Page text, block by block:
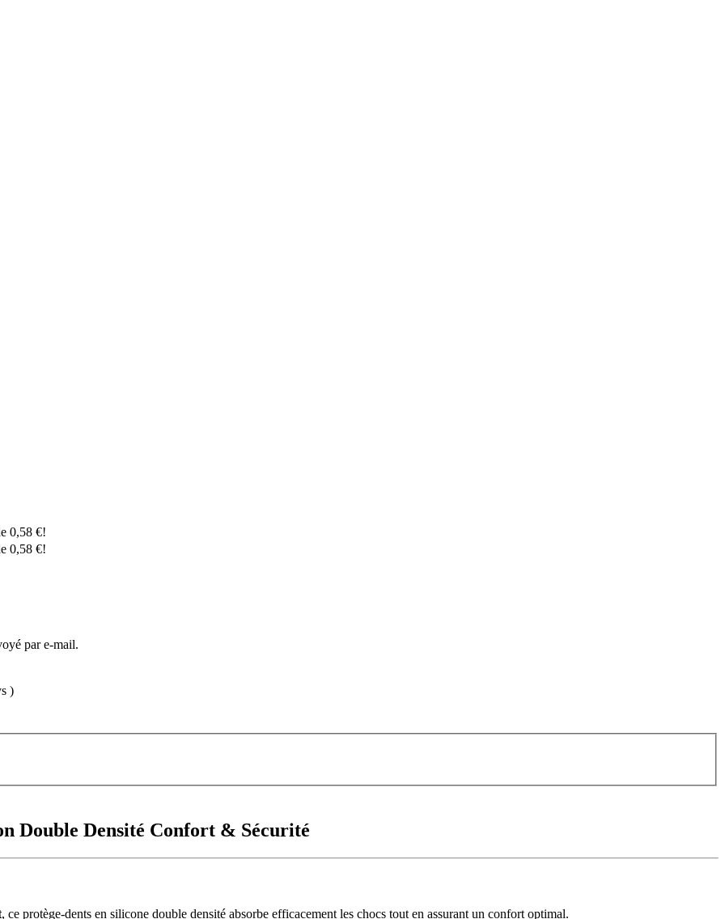
0,58 €!
0,58 €!
par e-mail.
)
Double Densité Confort & Sécurité
, ce protège-dents en silicone double densité absorbe efficacement les chocs tout en assurant un confort optimal.